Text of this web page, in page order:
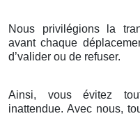
Nous privilégions la
avant chaque
d’valider ou de refuser.
Ainsi, vous évitez
inattendue. Avec nous,